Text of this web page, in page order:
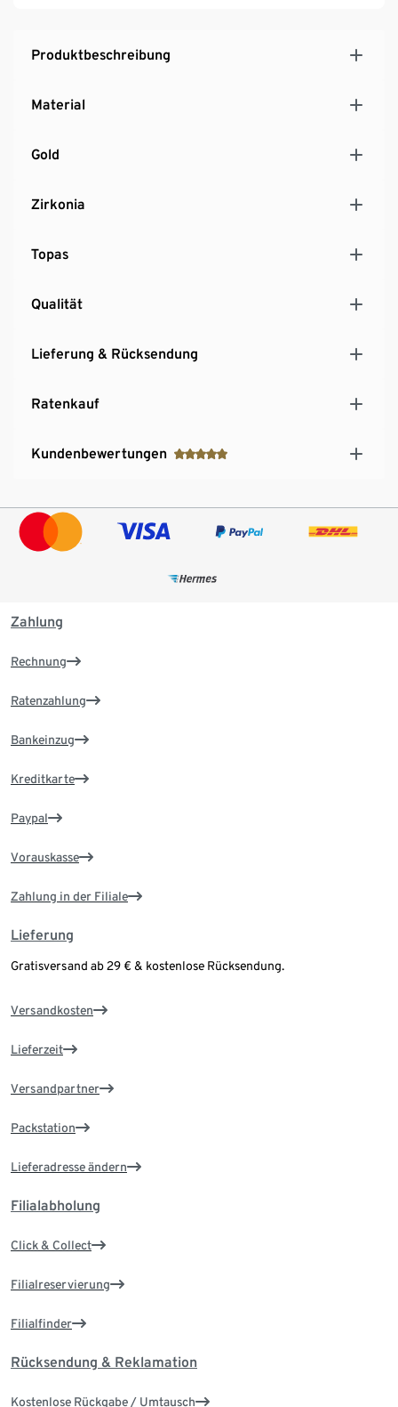
Produktbeschreibung
Material
Gold
Zirkonia
Topas
Qualität
Lieferung & Rücksendung
Ratenkauf
Kundenbewertungen
Zahlung
Rechnung
Ratenzahlung
Bankeinzug
Kreditkarte
Paypal
Vorauskasse
Zahlung in der Filiale
Lieferung
Gratisversand ab 29 € & kostenlose Rücksendung.
Versandkosten
Lieferzeit
Versandpartner
Packstation
Lieferadresse ändern
Filialabholung
Click & Collect
Filialreservierung
Filialfinder
Rücksendung & Reklamation
Kostenlose Rückgabe / Umtausch